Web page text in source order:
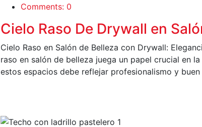
Comments: 0
Cielo Raso De Drywall en
Cielo Raso en Salón de Belleza con Drywall:
raso en salón de belleza juega un papel crucial en
estos espacios debe reflejar profesionalismo y